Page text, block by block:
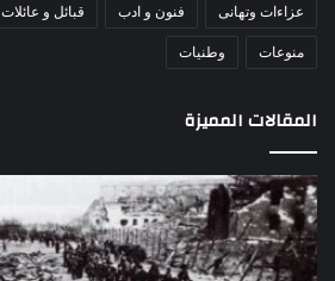
عزاءات وتهانى فنون و ادب قبائل و عائلات
منوعات وطنيات
المقالات المميزة
مذبحة
اللد..
القصة
الكاملة